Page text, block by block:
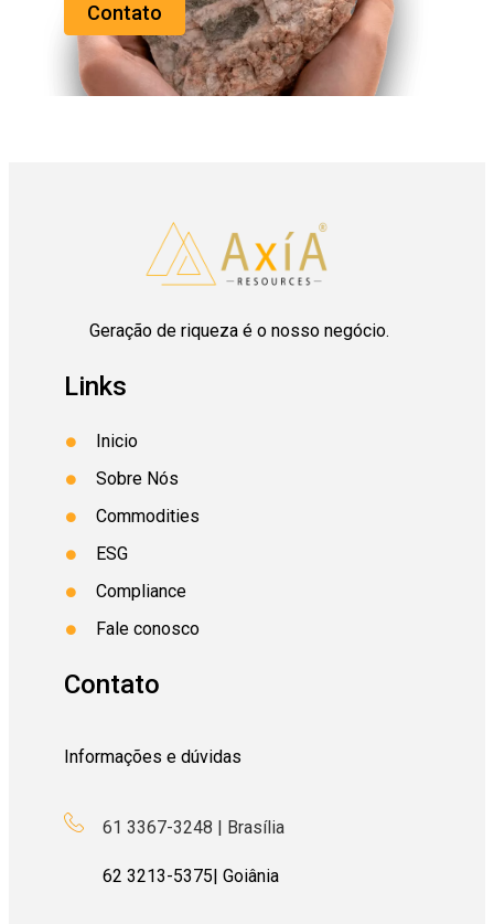
Contato
Geração de riqueza é o nosso negócio.
Links
Inicio
Sobre Nós
Commodities
ESG
Compliance
Fale conosco
Contato
Informações e dúvidas
61 3367-3248 | Brasília
62 3213-5375 | Goiânia